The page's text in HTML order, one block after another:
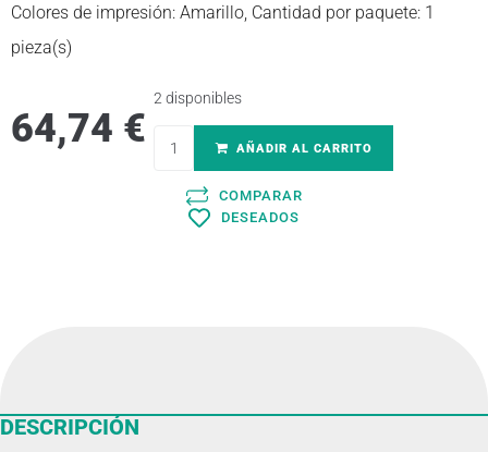
Colores de impresión: Amarillo, Cantidad por paquete: 1
pieza(s)
64,74 €
2 disponibles
AÑADIR AL CARRITO
COMPARAR
DESEADOS
DESCRIPCIÓN